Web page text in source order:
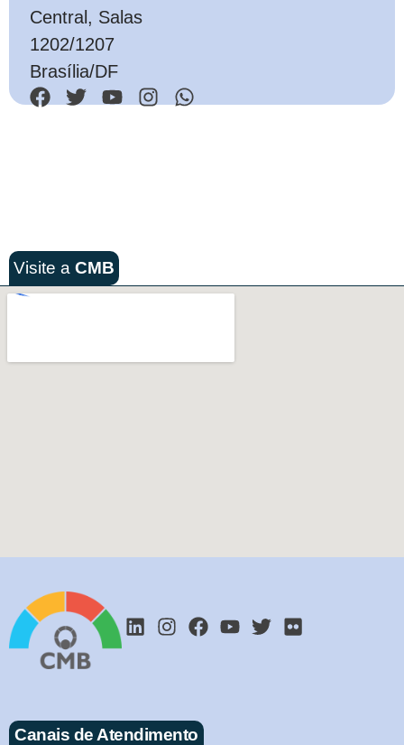
Central, Salas
1202/1207
Brasília/DF
Visite a CMB
Canais de Atendimento